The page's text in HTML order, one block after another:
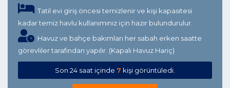
Tatil evi giriş öncesi temizlenir ve kişi kapasitesi
kadar temiz havlu kullanımınız için hazır bulundurulur.
Havuz ve bahçe bakımları her sabah erken saatte
görevliler tarafından yapılır. (Kapalı Havuz Hariç)
Son 24 saat içinde 7 kişi görüntüledi.